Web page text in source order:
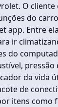
O
do
app. Entre
ir
do
pressão
da vida
de
itens como